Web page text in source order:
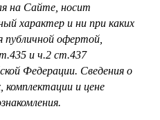
на Сайте, носит
характер и ни при каких
публичной офертой,
и ч.2 ст.437
Федерации. Сведения о
комплектации и цене